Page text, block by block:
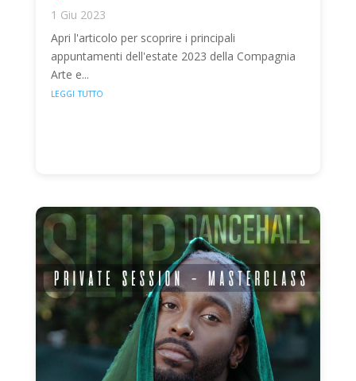
1 Giu 2023
Apri l'articolo per scoprire i principali
appuntamenti dell'estate 2023 della Compagnia
Arte e...
leggi tutto